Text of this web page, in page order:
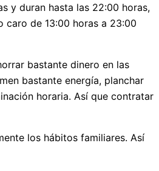
y duran hasta las 22:00 horas,
caro de 13:00 horas a 23:00
bastante dinero en las
bastante energía, planchar
horaria. Así que contratar
los hábitos familiares. Así